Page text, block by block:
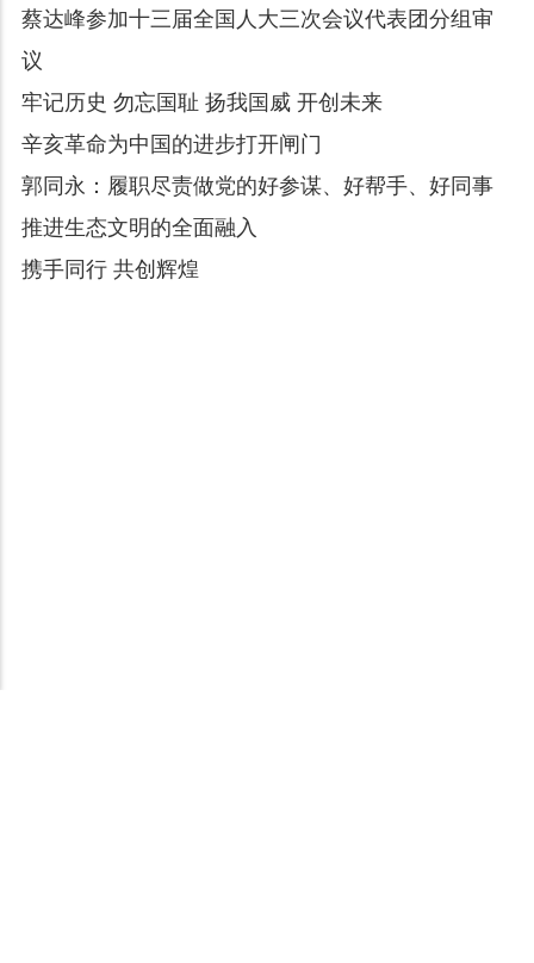
蔡达峰参加十三届全国人大三次会议代表团分组审
议
牢记历史 勿忘国耻 扬我国威 开创未来
辛亥革命为中国的进步打开闸门
郭同永：履职尽责做党的好参谋、好帮手、好同事
推进生态文明的全面融入
携手同行 共创辉煌